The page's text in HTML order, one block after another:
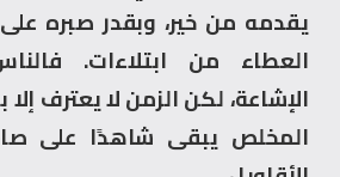
يقدمه من خير، وبقدر صبره
العطاء من ابتلاءات.
الإشاعة، لكن الزمن لا يعترف إلا
المخلص يبقى شاهدًا على